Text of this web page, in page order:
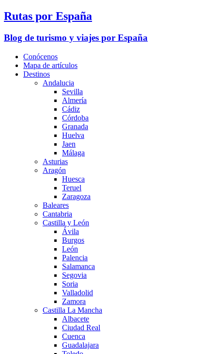
Rutas por España
Blog de turismo y viajes por España
Conócenos
Mapa de artículos
Destinos
Andalucia
Sevilla
Almería
Cádiz
Córdoba
Granada
Huelva
Jaen
Málaga
Asturias
Aragón
Huesca
Teruel
Zaragoza
Baleares
Cantabria
Castilla y León
Ávila
Burgos
León
Palencia
Salamanca
Segovia
Soria
Valladolid
Zamora
Castilla La Mancha
Albacete
Ciudad Real
Cuenca
Guadalajara